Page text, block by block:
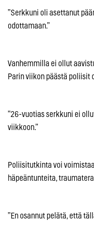
”Serkkuni oli asettanut
odottamaan.”
Vanhemmilla ei ollut
Parin viikon päästä poliisit
”26-vuotias serkkuni ei
viikkoon.”
Poliisitutkinta voi
häpeäntunteita,
”En osannut pelätä, että